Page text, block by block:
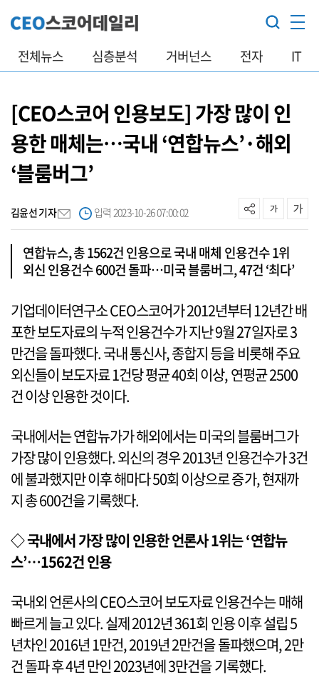
전체뉴스 심층분석 거버넌스 전자 IT
[CEO스코어 인용보도] 가장 많이 인
용한 매체는…국내 ‘연합뉴스’·해외
‘블룸버그’
김윤선 기자 입력 2023-10-26 07:00:02
연합뉴스, 총 1562건 인용으로 국내 매체 인용건수 1위
외신 인용건수 600건 돌파…미국 블룸버그, 47건 ‘최다’
기업데이터연구소 CEO스코어가 2012년부터 12년간 배
포한 보도자료의 누적 인용건수가 지난 9월 27일자로 3
만건을 돌파했다. 국내 통신사, 종합지 등을 비롯해 주요
외신들이 보도자료 1건당 평균 40회 이상, 연평균 2500
건 이상 인용한 것이다.
국내에서는 연합뉴가가 해외에서는 미국의 블룸버그가
가장 많이 인용했다. 외신의 경우 2013년 인용건수가 3건
에 불과했지만 이후 해마다 50회 이상으로 증가, 현재까
지 총 600건을 기록했다.
◇ 국내에서 가장 많이 인용한 언론사 1위는 ‘연합뉴
스’…1562건 인용
국내외 언론사의 CEO스코어 보도자료 인용건수는 매해
빠르게 늘고 있다. 실제 2012년 361회 인용 이후 설립 5
년차인 2016년 1만건, 2019년 2만건을 돌파했으며, 2만
건 돌파 후 4년 만인 2023년에 3만건을 기록했다.